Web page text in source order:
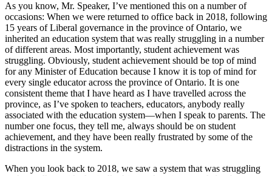
As you know, Mr. Speaker, I’ve mentioned this on a number of
occasions: When we were returned to office back in 2018, following
15 years of Liberal governance in the province of Ontario, we
inherited an education system that was really struggling in a number
of different areas. Most importantly, student achievement was
struggling. Obviously, student achievement should be top of mind
for any Minister of Education because I know it is top of mind for
every single educator across the province of Ontario. It is one
consistent theme that I have heard as I have travelled across the
province, as I’ve spoken to teachers, educators, anybody really
associated with the education system—when I speak to parents. The
number one focus, they tell me, always should be on student
achievement, and they have been really frustrated by some of the
distractions in the system.
When you look back to 2018, we saw a system that was struggling